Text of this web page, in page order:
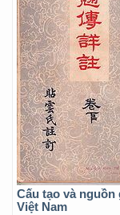
Cấu tạo và
Việt Nam